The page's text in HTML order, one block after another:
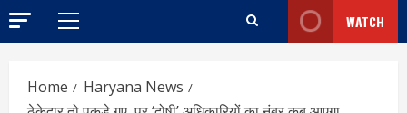
WATCH
Home
Haryana News